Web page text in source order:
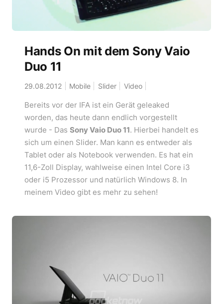
Hands On mit dem Sony Vaio
Duo 11
29.08.2012 Mobile Slider Video
Bereits vor der IFA ist ein Gerät geleaked
worden, das heute dann endlich vorgestellt
wurde - Das Sony Vaio Duo 11. Hierbei handelt es
sich um einen Slider. Man kann es entweder als
Tablet oder als Notebook verwenden. Es hat ein
11,6-Zoll Display, wahlweise einen Intel Core i3
oder i5 Prozessor und natürlich Windows 8. In
meinem Video gibt es mehr zu sehen!